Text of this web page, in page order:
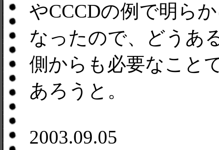
やCCCDの例で明ら
なったので、どうあ
側からも必要なこと
あろうと。
2003.09.05